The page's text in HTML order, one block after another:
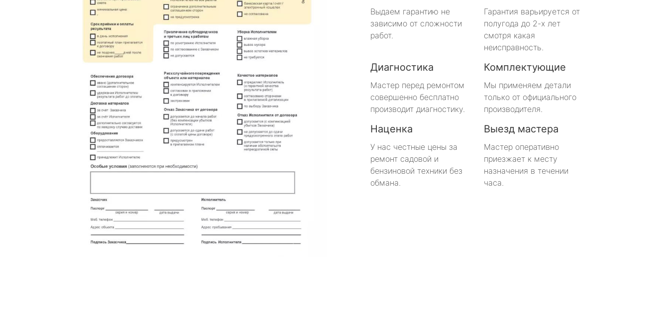
Выдаем гарантию не
зависимо от сложности
работ.
Гарантия варьируется от
полугода до 2-х лет
смотря какая
неисправность.
Диагностика
Мастер перед ремонтом
совершенно бесплатно
производит диагностику.
Комплектующие
Мы применяем детали
только от официального
производителя.
Наценка
У нас честные цены за
ремонт садовой и
бензиновой техники без
обмана.
Выезд мастера
Мастер оперативно
приезжает к месту
назначения в течении
часа.